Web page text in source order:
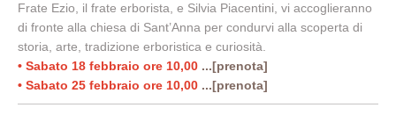
Frate Ezio, il frate erborista, e Silvia Piacentini, vi accoglieranno
di fronte alla chiesa di Sant’Anna per condurvi alla scoperta di
storia, arte, tradizione erboristica e curiosità.
• Sabato 18 febbraio ore 10,00 ...[prenota]
• Sabato 25 febbraio ore 10,00 ...[prenota]